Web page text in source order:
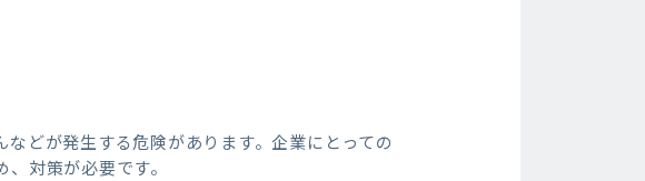
どが発生する危険があります。企業にとっての
対策が必要です。